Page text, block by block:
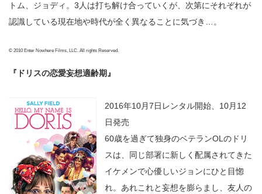
トム、ジョディ。3人は打ち解け合っていくが、次第にそれぞれが
認識している現在地や時代が全く異なることに気づき…。
© 2010 Enter Nowhere Films, LLC. All rights Reserved.
『ドリスの恋愛妄想適齢期』
2016年10月7日レンタル開始、10月12
日発売
60歳を過ぎて独身のベテランOLのドリ
スは、同じ部署に新しく配属されてきた
イケメンで心優しいジョンにひと目惚
れ。あれこれと妄想を膨らまし、友人の